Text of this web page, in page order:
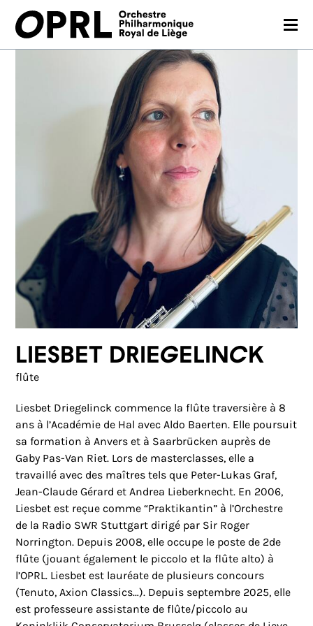
MÉDIAS
NOUS SOUTENIR
EN
Liesbet Driegelinck
flûte
Liesbet Driegelinck commence la flûte traversière à 8
ans à l’Académie de Hal avec Aldo Baerten. Elle poursuit
sa formation à Anvers et à Saarbrücken auprès de
Gaby Pas-Van Riet. Lors de masterclasses, elle a
travaillé avec des maîtres tels que Peter-Lukas Graf,
Jean-Claude Gérard et Andrea Lieberknecht. En 2006,
Liesbet est reçue comme “Praktikantin” à l’Orchestre
de la Radio SWR Stuttgart dirigé par Sir Roger
Norrington. Depuis 2008, elle occupe le poste de 2de
flûte (jouant également le piccolo et la flûte alto) à
l’OPRL. Liesbet est lauréate de plusieurs concours
(Tenuto, Axion Classics…). Depuis septembre 2025, elle
est professeure assistante de flûte/piccolo au